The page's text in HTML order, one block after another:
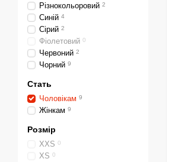
Різнокольоровий 2
Синій 4
Сірий 2
Фіолетовий 0
Червоний 2
Чорний 9
Стать
Чоловікам 9
Жінкам 9
Розмір
XXS 0
XS 0